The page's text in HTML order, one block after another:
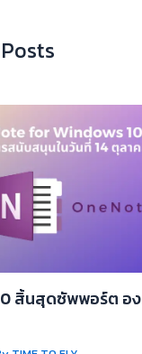
สิ้นสุดซัพพอร์ต อ